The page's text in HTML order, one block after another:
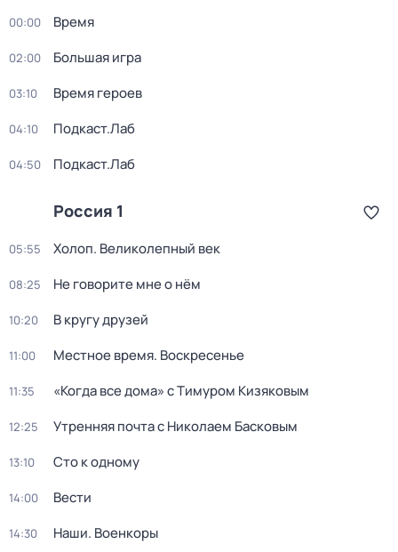
00:00 Время
02:00 Большая игра
03:10 Время героев
04:10 Подкаст.Лаб
04:50 Подкаст.Лаб
Россия 1
05:55 Холоп. Великолепный век
08:25 Не говорите мне о нём
10:20 В кругу друзей
11:00 Местное время. Воскресенье
11:35 «Когда все дома» с Тимуром Кизяковым
12:25 Утренняя почта с Николаем Басковым
13:10 Сто к одному
14:00 Вести
14:30 Наши. Военкоры